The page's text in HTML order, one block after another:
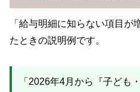
「給与明細に知らない項目
たときの説明例です。
「2026年4月から『子ども